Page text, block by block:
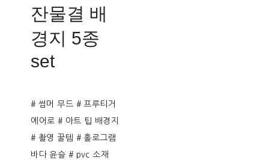
잔물결 배
경지 5종
set
# 썸머 무드 # 프루티거
에어로 # 아트 팁 배경지
# 촬영 꿀템 # 홀로그램
바다 윤슬 # pvc 소재